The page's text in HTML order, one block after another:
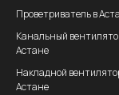
Проветриватель в
Канальный
Астане
Накладной
Астане